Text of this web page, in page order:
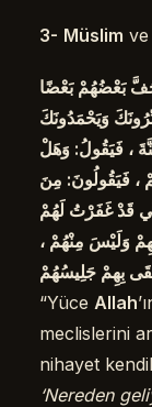
3- Müslim ve
حَفَّ بَعْضُهُمْ بَعْضًا
وَيَحْمَدُونَكَ
، فَيَقُولُ: وَهَلْ
، فَيَقُولُونَ: مِنَ
قَدْ غَفَرْتُ لَهُمْ
وَلَيْسَ مِنْهُمْ ،
بِهِمْ جَلِيسُهُمْ
“Yüce Allah
meclislerini
nihayet
‘Nereden